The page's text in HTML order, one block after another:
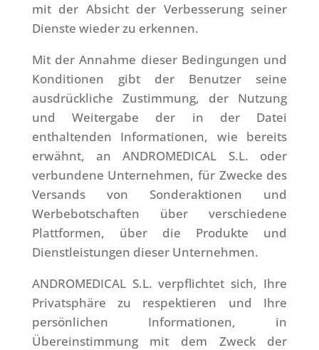
mit der Absicht der Verbesserung seiner
Dienste wieder zu erkennen.
Mit der Annahme dieser Bedingungen und
Konditionen gibt der Benutzer seine
ausdrückliche Zustimmung, der Nutzung
und Weitergabe der in der Datei
enthaltenden Informationen, wie bereits
erwähnt, an ANDROMEDICAL S.L. oder
verbundene Unternehmen, für Zwecke des
Versands von Sonderaktionen und
Werbebotschaften über verschiedene
Plattformen, über die Produkte und
Dienstleistungen dieser Unternehmen.
ANDROMEDICAL S.L. verpflichtet sich, Ihre
Privatsphäre zu respektieren und Ihre
persönlichen Informationen, in
Übereinstimmung mit dem Zweck der